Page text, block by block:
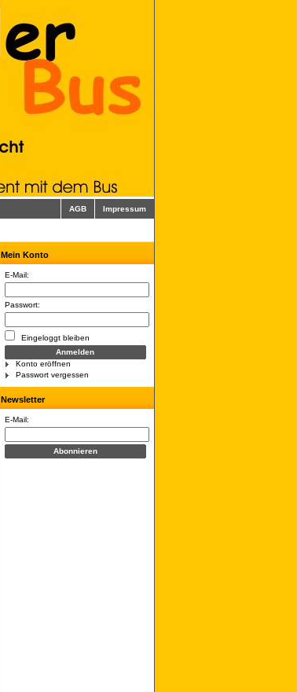
AGB Impressum
Mein Konto
E-Mail:
Passwort:
Eingeloggt bleiben
Konto eröffnen
Passwort vergessen
Newsletter
E-Mail: